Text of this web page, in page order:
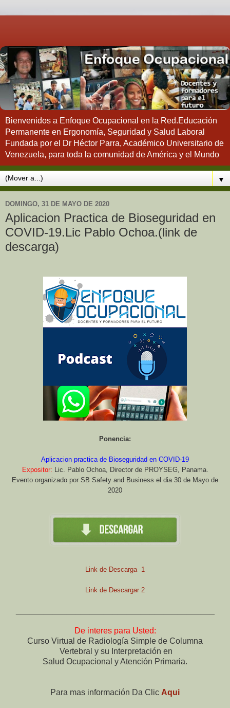
Bienvenidos a Enfoque Ocupacional en la Red.Educación
Permanente en Ergonomía, Seguridad y Salud Laboral
Fundada por el Dr Héctor Parra, Académico Universitario de
Venezuela, para toda la comunidad de América y el Mundo
▼
DOMINGO, 31 DE MAYO DE 2020
Aplicacion Practica de Bioseguridad en
COVID-19.Lic Pablo Ochoa.(link de
descarga)
Ponencia:
Aplicacion practica de Bioseguridad en COVID-19
Expositor: Lic. Pablo Ochoa, Director de PROYSEG, Panama.
Evento organizado por SB Safety and Business el dia 30 de Mayo de
2020
Link de Descarga 1
Link de Descargar 2
De interes para Usted:
Curso Virtual de Radiología Simple de Columna
Vertebral y su Interpretación en
Salud Ocupacional y Atención Primaria.
Para mas información Da Clic Aqui